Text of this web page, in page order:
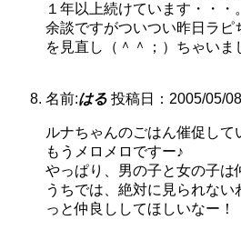
１年以上続けています・・・。
余談ですがついつい昨日ラピ
を見直し（＾＾；）ちゃいま
名前:はる 投稿日：2005/05/
ルナちゃんのごはん催促して
もうメロメロですー♪
やっぱり、男の子と女の子は
うちでは、絶対に見られない
っと仲良ししてほしいなー！